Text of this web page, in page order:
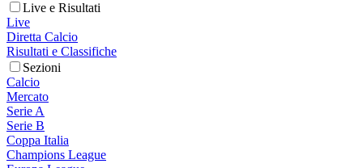
Live e Risultati
Live
Diretta Calcio
Risultati e Classifiche
Sezioni
Calcio
Mercato
Serie A
Serie B
Coppa Italia
Champions League